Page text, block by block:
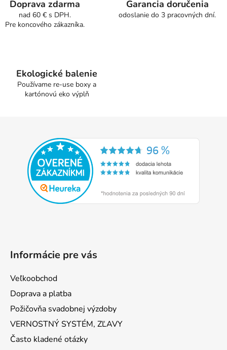
Doprava zdarma
nad 60 € s DPH.
Pre koncového zákazníka.
Garancia doručenia
odoslanie do 3 pracovných dní.
Ekologické balenie
Používame re-use boxy a
kartónovú eko výplň
Informácie pre vás
Veľkoobchod
Doprava a platba
Požičovňa svadobnej výzdoby
VERNOSTNÝ SYSTÉM, ZĽAVY
Často kladené otázky